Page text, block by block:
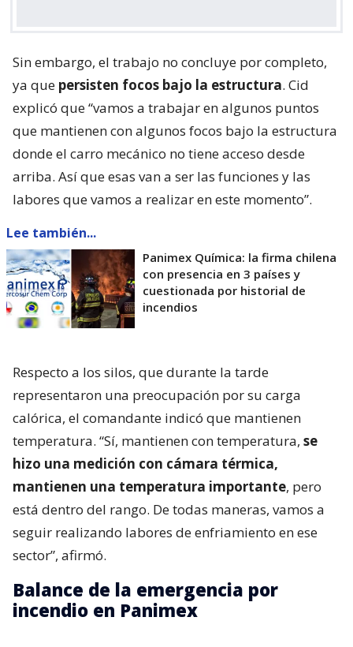
Sin embargo, el trabajo no concluye por completo,
ya que persisten focos bajo la estructura. Cid
explicó que “vamos a trabajar en algunos puntos
que mantienen con algunos focos bajo la estructura
donde el carro mecánico no tiene acceso desde
arriba. Así que esas van a ser las funciones y las
labores que vamos a realizar en este momento”.
Lee también...
Panimex Química: la firma chilena
con presencia en 3 países y
cuestionada por historial de
incendios
Respecto a los silos, que durante la tarde
representaron una preocupación por su carga
calórica, el comandante indicó que mantienen
temperatura. “Sí, mantienen con temperatura, se
hizo una medición con cámara térmica,
mantienen una temperatura importante, pero
está dentro del rango. De todas maneras, vamos a
seguir realizando labores de enfriamiento en ese
sector”, afirmó.
Balance de la emergencia por
incendio en Panimex